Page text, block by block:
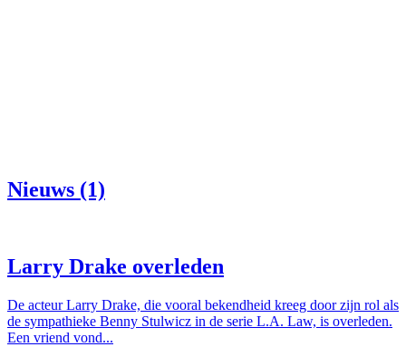
Nieuws (1)
Larry Drake overleden
De acteur Larry Drake, die vooral bekendheid kreeg door zijn rol als
de sympathieke Benny Stulwicz in de serie L.A. Law, is overleden.
Een vriend vond...